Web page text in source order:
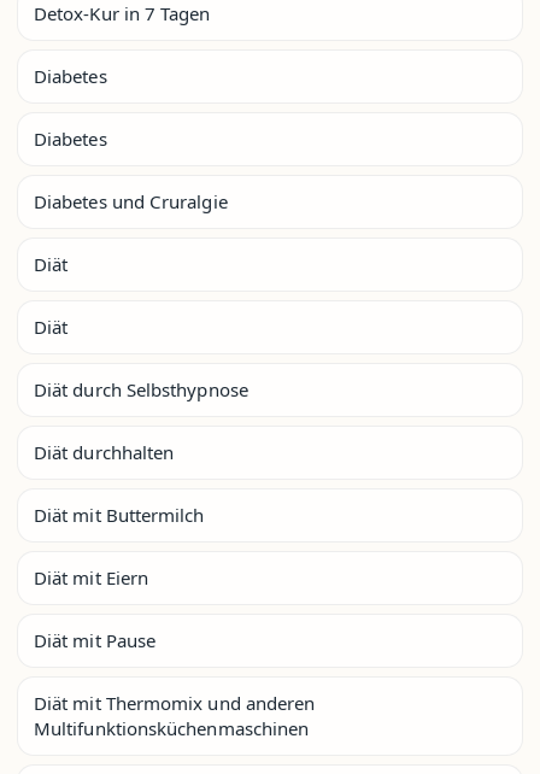
Detox-Kur in 7 Tagen
Diabetes
Diabetes
Diabetes und Cruralgie
Diät
Diät
Diät durch Selbsthypnose
Diät durchhalten
Diät mit Buttermilch
Diät mit Eiern
Diät mit Pause
Diät mit Thermomix und anderen
Multifunktionsküchenmaschinen